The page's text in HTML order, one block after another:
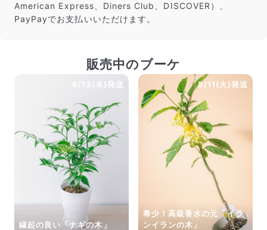
American Express、Diners Club、DISCOVER）、
PayPayでお支払いいただけます。
販売中のブーケ
8/13(木)発送
縁起の良い「ナギの木」
8/11(火)発送
希少！高級香水の元「イラ
ンイランの木」